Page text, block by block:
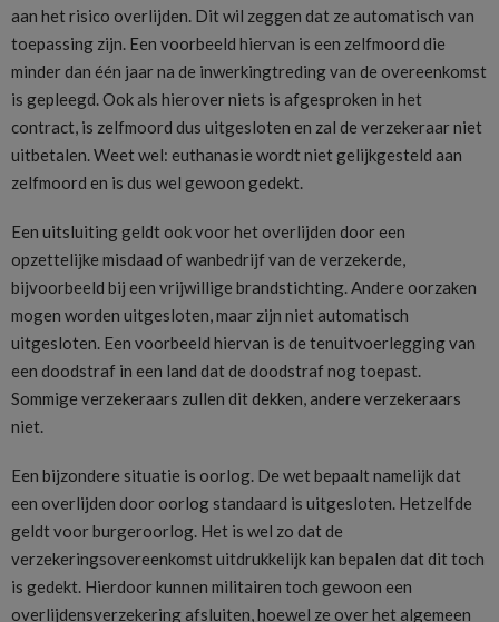
aan het risico overlijden. Dit wil zeggen dat ze automatisch van
toepassing zijn. Een voorbeeld hiervan is een zelfmoord die
minder dan één jaar na de inwerkingtreding van de overeenkomst
is gepleegd. Ook als hierover niets is afgesproken in het
contract, is zelfmoord dus uitgesloten en zal de verzekeraar niet
uitbetalen. Weet wel: euthanasie wordt niet gelijkgesteld aan
zelfmoord en is dus wel gewoon gedekt.
Een uitsluiting geldt ook voor het overlijden door een
opzettelijke misdaad of wanbedrijf van de verzekerde,
bijvoorbeeld bij een vrijwillige brandstichting. Andere oorzaken
mogen worden uitgesloten, maar zijn niet automatisch
uitgesloten. Een voorbeeld hiervan is de tenuitvoerlegging van
een doodstraf in een land dat de doodstraf nog toepast.
Sommige verzekeraars zullen dit dekken, andere verzekeraars
niet.
Een bijzondere situatie is oorlog. De wet bepaalt namelijk dat
een overlijden door oorlog standaard is uitgesloten. Hetzelfde
geldt voor burgeroorlog. Het is wel zo dat de
verzekeringsovereenkomst uitdrukkelijk kan bepalen dat dit toch
is gedekt. Hierdoor kunnen militairen toch gewoon een
overlijdensverzekering afsluiten, hoewel ze over het algemeen